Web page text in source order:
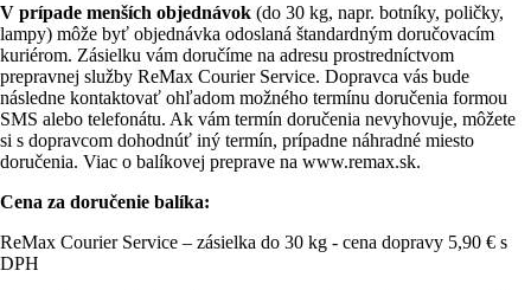
V prípade menších objednávok (do 30 kg, napr. botníky, poličky,
lampy) môže byť objednávka odoslaná štandardným doručovacím
kuriérom. Zásielku vám doručíme na adresu prostredníctvom
prepravnej služby ReMax Courier Service. Dopravca vás bude
následne kontaktovať ohľadom možného termínu doručenia formou
SMS alebo telefonátu. Ak vám termín doručenia nevyhovuje, môžete
si s dopravcom dohodnúť iný termín, prípadne náhradné miesto
doručenia. Viac o balíkovej preprave na www.remax.sk.
Cena za doručenie balíka:
ReMax Courier Service – zásielka do 30 kg - cena dopravy 5,90 € s
DPH